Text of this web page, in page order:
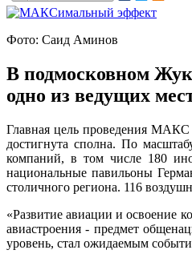
Фото: Саид Аминов
В подмосковном
одно из ведущих
Главная цель проведения МАКС
достигнута сполна. По
компаний, в том числе 180
национальные павильоны
столичного региона. 116
«Развитие авиации и освоение
авиастроения - предмет
уровень, стал ожидаемым